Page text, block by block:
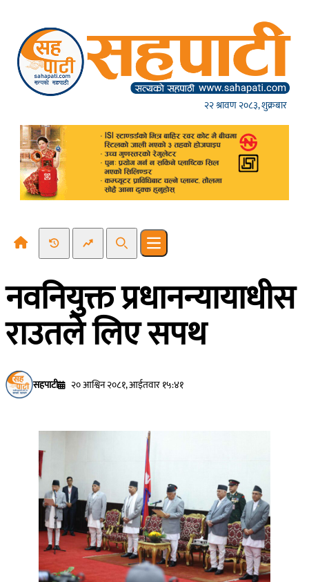
२२ श्रावण २०८३, शुक्रबार
Recent NewsTrending News
SearchOpen main menu
नवनियुक्त प्रधानन्यायाधीस
राउतले लिए सपथ
सहपाटी २० आश्विन २०८१, आईतवार १५:४१